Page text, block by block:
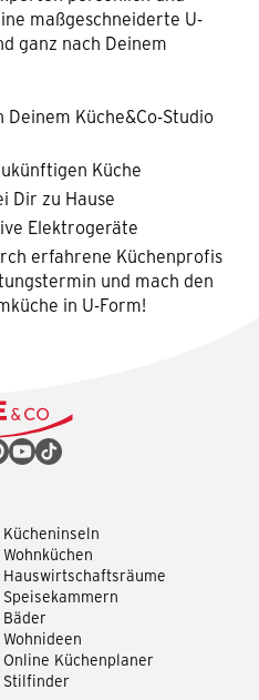
maßgeschneiderte U-
ganz nach Deinem
Küche&Co-Studio
Küche
Dir zu Hause
Elektrogeräte
erfahrene Küchenprofis
und mach den
in U-Form!
Kücheninseln
Wohnküchen
Hauswirtschaftsräume
Speisekammern
Bäder
Wohnideen
Online Küchenplaner
Stilfinder